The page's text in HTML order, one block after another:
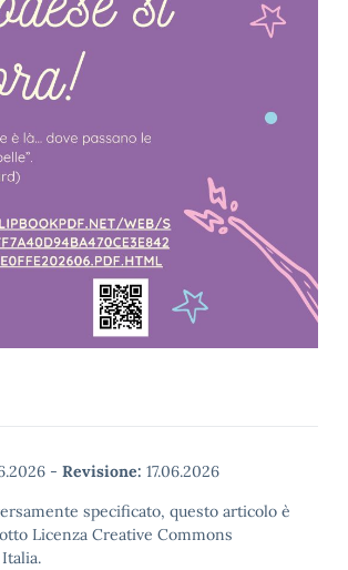
- Revisione: 17.06.2026
specificato, questo articolo è
Licenza Creative Commons